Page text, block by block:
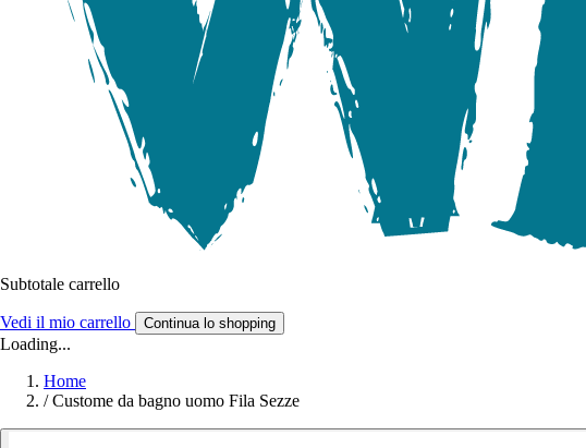
Subtotale carrello
Vedi il mio carrello Continua lo shopping
Loading...
Home
/ Custome da bagno uomo Fila Sezze